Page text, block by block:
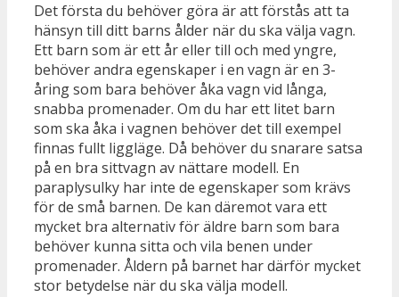
Det första du behöver göra är att förstås att ta
hänsyn till ditt barns ålder när du ska välja vagn.
Ett barn som är ett år eller till och med yngre,
behöver andra egenskaper i en vagn är en 3-
åring som bara behöver åka vagn vid långa,
snabba promenader. Om du har ett litet barn
som ska åka i vagnen behöver det till exempel
finnas fullt liggläge. Då behöver du snarare satsa
på en bra sittvagn av nättare modell. En
paraplysulky har inte de egenskaper som krävs
för de små barnen. De kan däremot vara ett
mycket bra alternativ för äldre barn som bara
behöver kunna sitta och vila benen under
promenader. Åldern på barnet har därför mycket
stor betydelse när du ska välja modell.